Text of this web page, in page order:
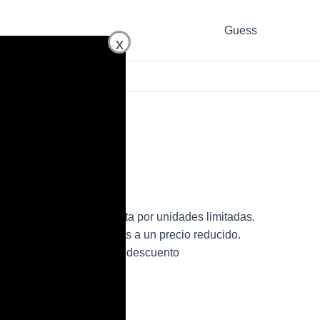
x
Guess
de mujer en oferta por unidades limitadas.
bolso de la marca Guess a un precio reducido.
para mujer con descuento